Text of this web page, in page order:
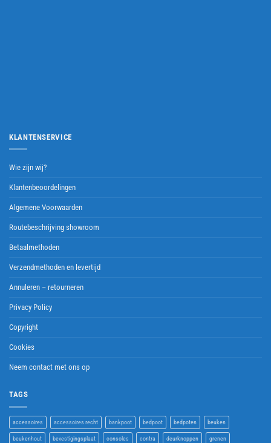
KLANTENSERVICE
Wie zijn wij?
Klantenbeoordelingen
Algemene Voorwaarden
Routebeschrijving showroom
Betaalmethoden
Verzendmethoden en levertijd
Annuleren – retourneren
Privacy Policy
Copyright
Cookies
Neem contact met ons op
TAGS
accessoires accessoires recht bankpoot bedpoot bedpoten beuken
beukenhout bevestigingsplaat consoles contra deurknoppen grenen